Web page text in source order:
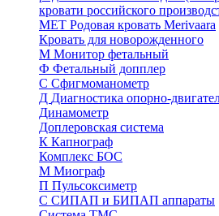
кровати российского
МЕТ Родовая кровать Merivaara
Кровать для новорожденного
М Монитор фетальный
Ф Фетальный допплер
C Cфигмоманометр
Д Диагностика опорно-
Динамометр
Доплеровская система
К Капнограф
Комплекс БОС
М Миограф
П Пульсоксиметр
С СИПАП и БИПАП аппараты